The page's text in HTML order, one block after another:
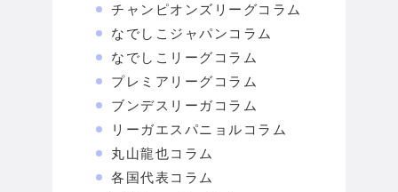
チャンピオンズリーグコラム
なでしこジャパンコラム
なでしこリーグコラム
プレミアリーグコラム
ブンデスリーガコラム
リーガエスパニョルコラム
丸山龍也コラム
各国代表コラム